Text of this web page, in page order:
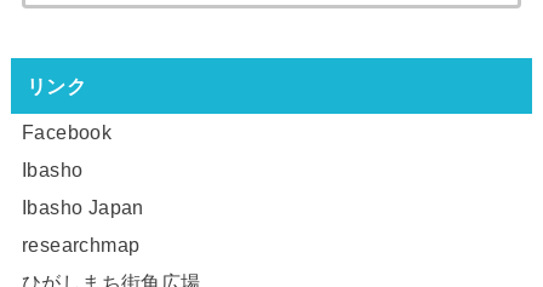
リンク
Facebook
Ibasho
Ibasho Japan
researchmap
ひがしまち街角広場